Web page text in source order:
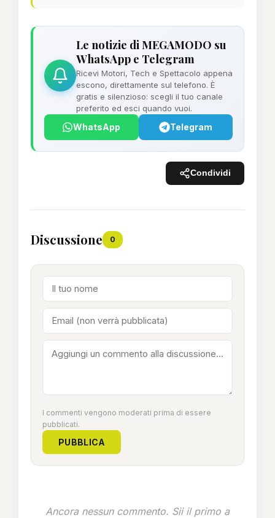
Le notizie di MEGAMODO su
WhatsApp e Telegram
Ricevi Motori, Tech e Spettacolo appena
escono, direttamente sul telefono. È
gratis e silenzioso: scegli il tuo canale
preferito ed esci quando vuoi.
WhatsApp Telegram
Condividi
Discussione 0
I commenti vengono moderati prima di essere
pubblicati.
PUBBLICA
Ancora nessun commento. Sii il primo a